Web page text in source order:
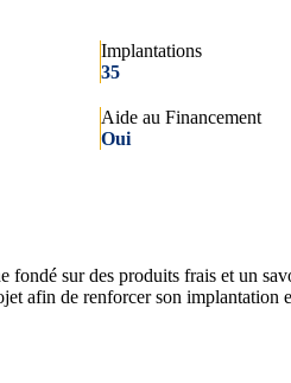
Implantations
35
Aide au Financement
Oui
fondé sur des produits frais et un
afin de renforcer son implantation